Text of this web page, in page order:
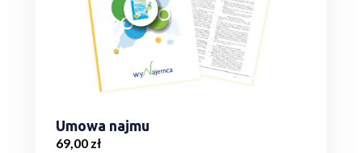
Umowa najmu
69,00 zł